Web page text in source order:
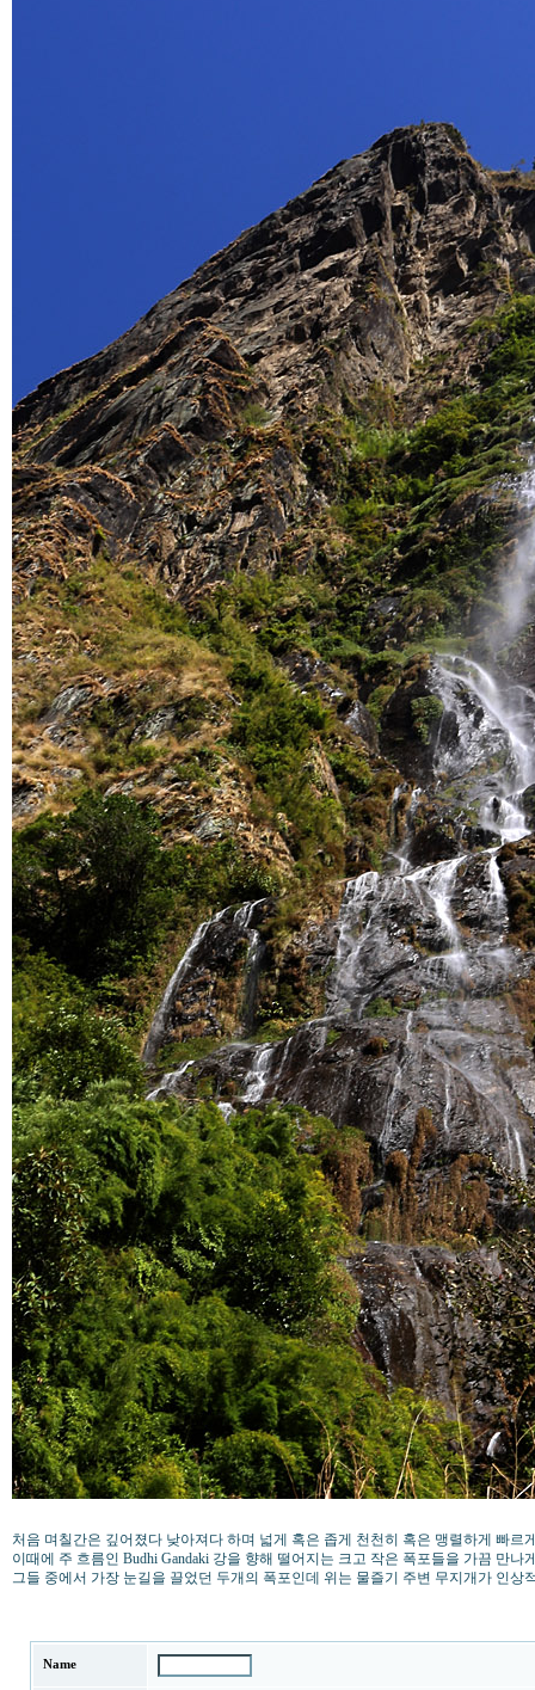
처음 며칠간은 깊어졌다 낮아져다 하며 넓게 혹은 좁게 천천히 혹은 맹렬하게 빠르
이때에 주 흐름인 Budhi Gandaki 강을 향해 떨어지는 크고 작은 폭포들을 가끔 만
그들 중에서 가장 눈길을 끌었던 두개의 폭포인데 위는 물즐기 주변 무지개가 인
Name